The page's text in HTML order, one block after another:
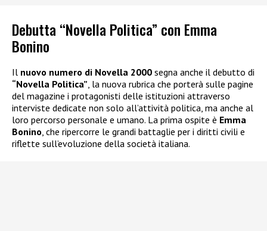
Debutta “Novella Politica” con Emma
Bonino
Il nuovo numero di Novella 2000 segna anche il debutto di
“Novella Politica”, la nuova rubrica che porterà sulle pagine
del magazine i protagonisti delle istituzioni attraverso
interviste dedicate non solo all’attività politica, ma anche al
loro percorso personale e umano. La prima ospite è Emma
Bonino, che ripercorre le grandi battaglie per i diritti civili e
riflette sull’evoluzione della società italiana.